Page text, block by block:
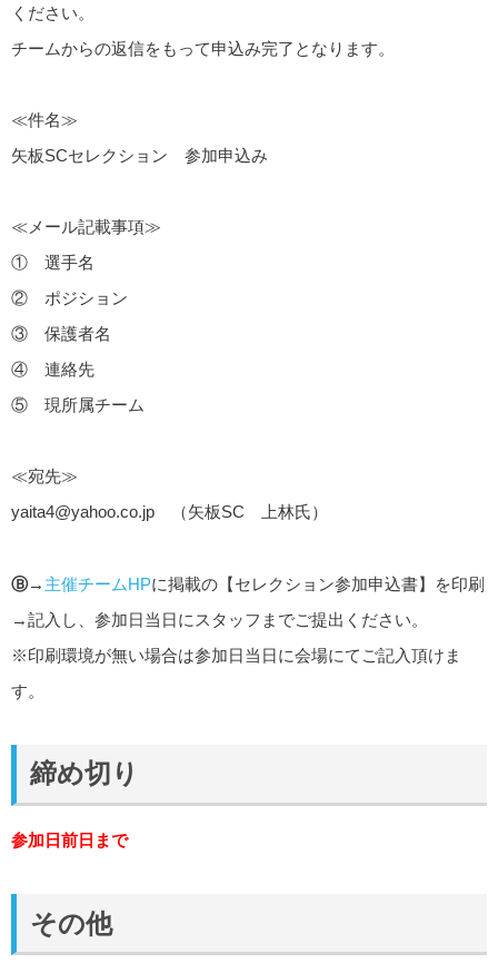
ください。
チームからの返信をもって申込み完了となります。
≪件名≫
矢板SCセレクション 参加申込み
≪メール記載事項≫
① 選手名
② ポジション
③ 保護者名
④ 連絡先
⑤ 現所属チーム
≪宛先≫
yaita4@yahoo.co.jp （矢板SC 上林氏）
Ⓑ→ 主催チームHPに掲載の【セレクション参加申込書】を印刷
→記入し、参加日当日にスタッフまでご提出ください。
※印刷環境が無い場合は参加日当日に会場にてご記入頂けま
す。
締め切り
参加日前日まで
その他